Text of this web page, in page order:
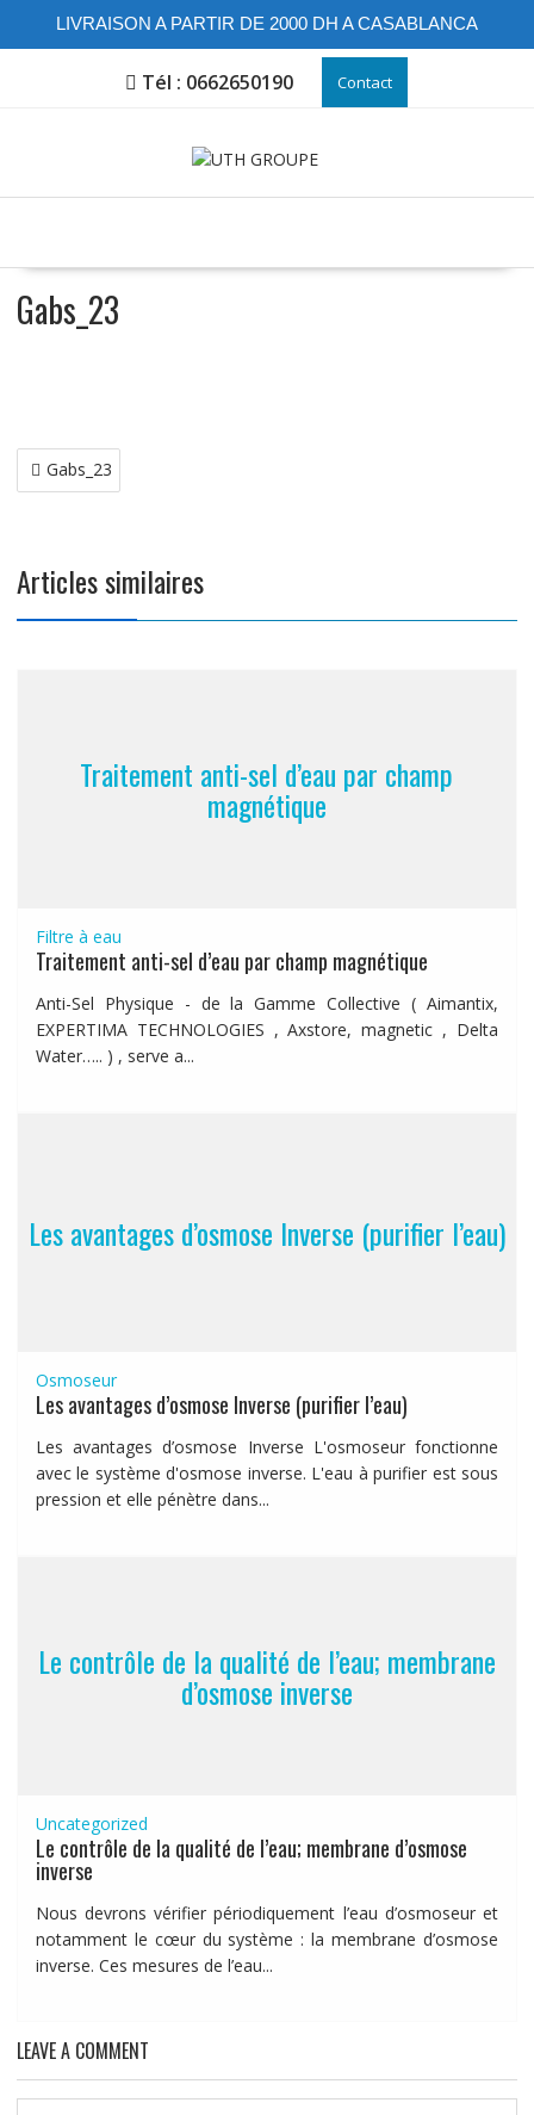
LIVRAISON A PARTIR DE 2000 DH A CASABLANCA
Tél : 0662650190 Contact
Gabs_23
Navigation
de
Gabs_23
Articles similaires
Traitement anti-sel d’eau par champ
magnétique
Filtre à eau
Traitement anti-sel d’eau par champ magnétique
Anti-Sel Physique - de la Gamme Collective ( Aimantix,
EXPERTIMA TECHNOLOGIES , Axstore, magnetic , Delta
Water….. ) , serve a...
Les avantages d’osmose Inverse (purifier l’eau)
Osmoseur
Les avantages d’osmose Inverse (purifier l’eau)
Les avantages d’osmose Inverse L'osmoseur fonctionne
avec le système d'osmose inverse. L'eau à purifier est sous
pression et elle pénètre dans...
Le contrôle de la qualité de l’eau; membrane
d’osmose inverse
Uncategorized
Le contrôle de la qualité de l’eau; membrane d’osmose
inverse
Nous devrons vérifier périodiquement l’eau d’osmoseur et
notamment le cœur du système : la membrane d’osmose
inverse. Ces mesures de l’eau...
LEAVE A COMMENT